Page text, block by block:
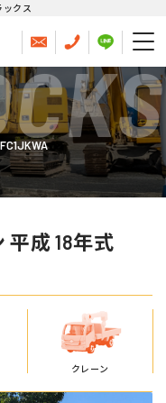
ックス
平成 18年式
クレーン